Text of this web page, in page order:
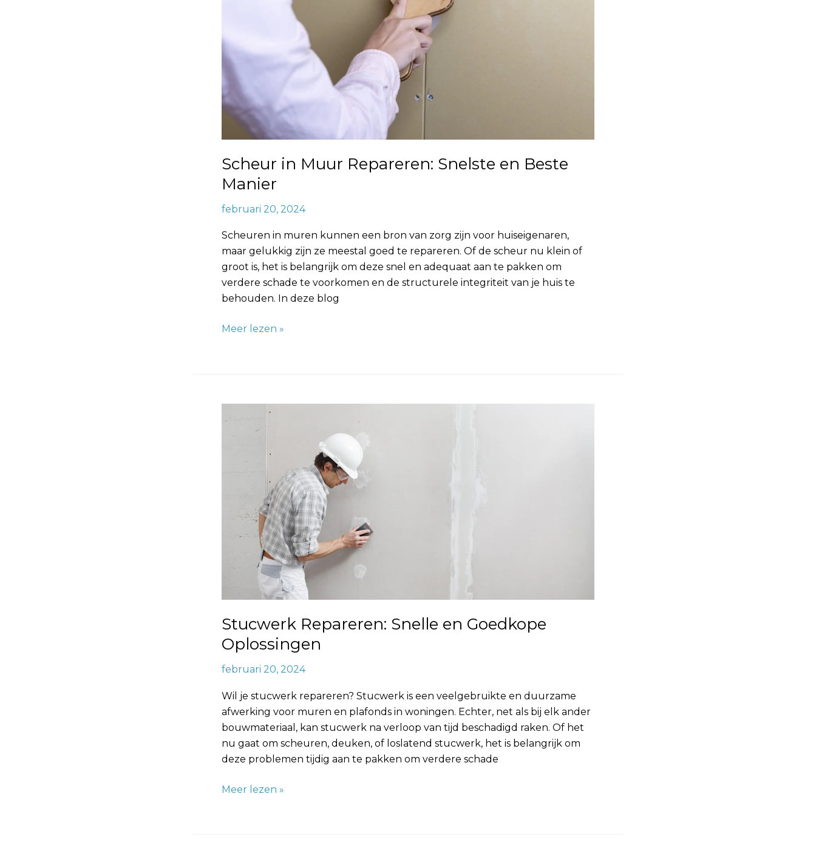
Scheur in Muur Repareren: Snelste en Beste
Manier
februari 20, 2024
Scheuren in muren kunnen een bron van zorg zijn voor huiseigenaren,
maar gelukkig zijn ze meestal goed te repareren. Of de scheur nu klein of
groot is, het is belangrijk om deze snel en adequaat aan te pakken om
verdere schade te voorkomen en de structurele integriteit van je huis te
behouden. In deze blog
Meer lezen »
Stucwerk Repareren: Snelle en Goedkope
Oplossingen
februari 20, 2024
Wil je stucwerk repareren? Stucwerk is een veelgebruikte en duurzame
afwerking voor muren en plafonds in woningen. Echter, net als bij elk ander
bouwmateriaal, kan stucwerk na verloop van tijd beschadigd raken. Of het
nu gaat om scheuren, deuken, of loslatend stucwerk, het is belangrijk om
deze problemen tijdig aan te pakken om verdere schade
Repareren:
Oplossingen
Meer lezen »